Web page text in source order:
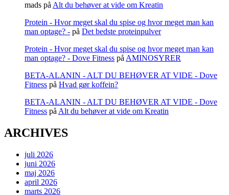
mads på Alt du behøver at vide om Kreatin
Protein - Hvor meget skal du spise og hvor meget man kan
man optage? - på Det bedste proteinpulver
Protein - Hvor meget skal du spise og hvor meget man kan
man optage? - Dove Fitness på AMINOSYRER
BETA-ALANIN - ALT DU BEHØVER AT VIDE - Dove
Fitness på Hvad gør koffein?
BETA-ALANIN - ALT DU BEHØVER AT VIDE - Dove
Fitness på Alt du behøver at vide om Kreatin
ARCHIVES
juli 2026
juni 2026
maj 2026
april 2026
marts 2026